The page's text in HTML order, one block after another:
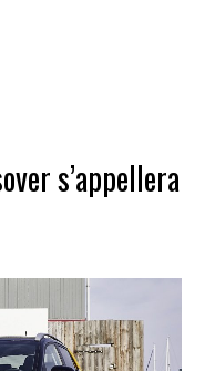
s’appellera